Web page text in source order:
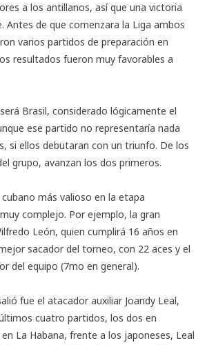
a los antillanos, así que una victoria
Antes de que comenzara la Liga ambos
varios partidos de preparación en
resultados fueron muy favorables a
Brasil, considerado lógicamente el
ese partido no representaría nada
si ellos debutaran con un triunfo. De los
grupo, avanzan los dos primeros.
más valioso en la etapa
complejo. Por ejemplo, la gran
León, quien cumplirá 16 años en
sacador del torneo, con 22 aces y el
del equipo (7mo en general).
fue el atacador auxiliar Joandy Leal,
cuatro partidos, los dos en
La Habana, frente a los japoneses, Leal